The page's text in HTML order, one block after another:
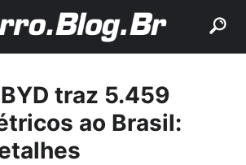
traz 5.459
ao Brasil: